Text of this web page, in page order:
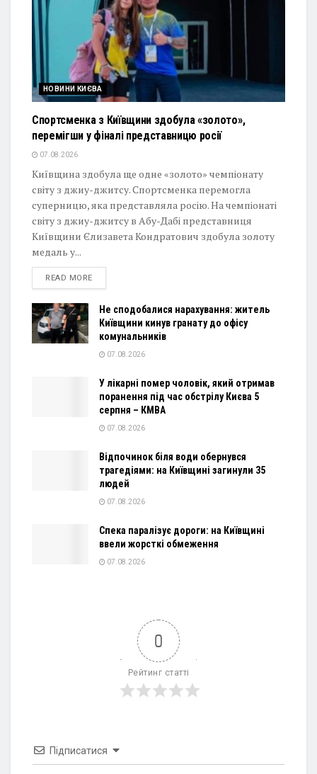
НОВИНИ КИЄВА
Спортсменка з Київщини здобула «золото»,
перемігши у фіналі представницю росії
07.08.2026
Київщина здобула ще одне «золото» чемпіонату
світу з джиу-джитсу. Спортсменка перемогла
суперницю, яка представляла росію. На чемпіонаті
світу з джиу-джитсу в Абу-Дабі представниця
Київщини Єлизавета Кондратович здобула золоту
медаль у...
READ MOREDETAILS
Не сподобалися нарахування: житель
Київщини кинув гранату до офісу
комунальників
07.08.2026
У лікарні помер чоловік, який отримав
поранення під час обстрілу Києва 5
серпня – КМВА
07.08.2026
Відпочинок біля води обернувся
трагедіями: на Київщині загинули 35
людей
07.08.2026
Спека паралізує дороги: на Київщині
ввели жорсткі обмеження
07.08.2026
0
Рейтинг статті
Підписатися